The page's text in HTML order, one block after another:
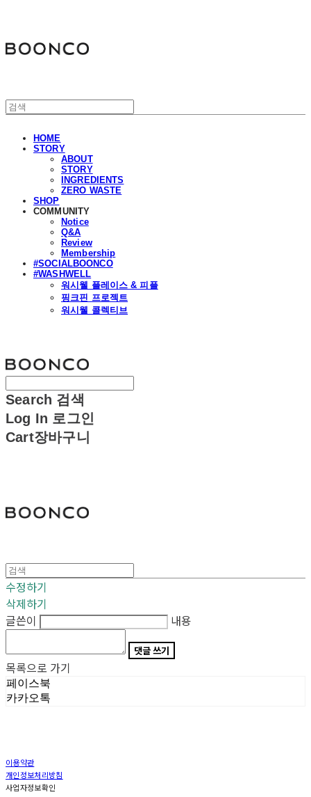
HOME
STORY
ABOUT
STORY
INGREDIENTS
ZERO WASTE
SHOP
COMMUNITY
Notice
Q&A
Review
Membership
#SOCIALBOONCO
#WASHWELL
워시웰 플레이스 & 피플
핑크핀 프로젝트
워시웰 콜렉티브
Search 검색
Log In 로그인
Cart장바구니
수정하기
삭제하기
글쓴이
내용
댓글 쓰기
목록으로 가기
페이스북
카카오톡
이용약관
개인정보처리방침
사업자정보확인